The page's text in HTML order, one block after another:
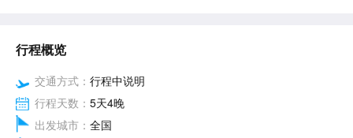
行程概览
交通方式： 行程中说明
行程天数： 5天4晚
出发城市： 全国